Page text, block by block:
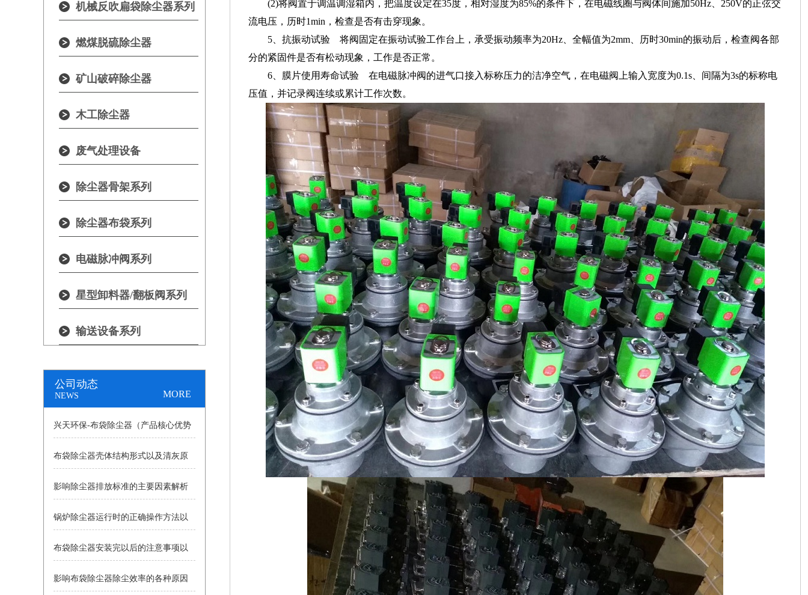
机械反吹扁袋除尘器系列
燃煤脱硫除尘器
矿山破碎除尘器
木工除尘器
废气处理设备
除尘器骨架系列
除尘器布袋系列
电磁脉冲阀系列
星型卸料器/翻板阀系列
输送设备系列
公司动态
NEWS MORE
兴天环保-布袋除尘器（产品核心优势
+工业应用）
布袋除尘器壳体结构形式以及清灰原
理详细分析
影响除尘器排放标准的主要因素解析
锅炉除尘器运行时的正确操作方法以
及操作中的注意事项分析
布袋除尘器安装完以后的注意事项以
及耗气量大小原因的详细讲述
影响布袋除尘器除尘效率的各种原因
(2)将阀置于调温调湿箱内，把温度设定在35度，相对湿度为85%的条件下，在电磁线圈与阀体间施加50Hz、250V的正弦交
流电压，历时1min，检查是否有击穿现象。
5、抗振动试验 将阀固定在振动试验工作台上，承受振动频率为20Hz、全幅值为2mm、历时30min的振动后，检查阀各部
分的紧固件是否有松动现象，工作是否正常。
6、膜片使用寿命试验 在电磁脉冲阀的进气口接入标称压力的洁净空气，在电磁阀上输入宽度为0.1s、间隔为3s的标称电
压值，并记录阀连续或累计工作次数。